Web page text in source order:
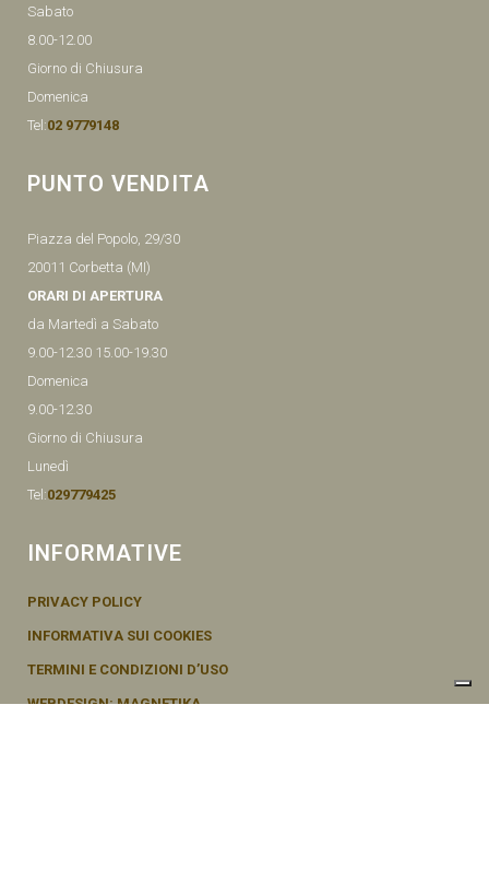
Sabato
8.00-12.00
Giorno di Chiusura
Domenica
Tel:02 9779148
PUNTO VENDITA
Piazza del Popolo, 29/30
20011 Corbetta (MI)
ORARI DI APERTURA
da Martedì a Sabato
9.00-12.30 15.00-19.30
Domenica
9.00-12.30
Giorno di Chiusura
Lunedì
Tel:029779425
INFORMATIVE
PRIVACY POLICY
INFORMATIVA SUI COOKIES
TERMINI E CONDIZIONI D’USO
WEBDESIGN: MAGNETIKA